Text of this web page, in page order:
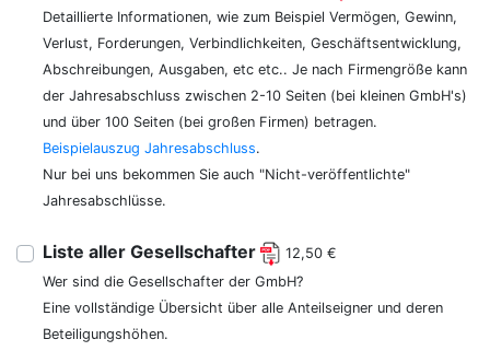
Detaillierte Informationen, wie zum Beispiel Vermögen, Gewinn,
Verlust, Forderungen, Verbindlichkeiten, Geschäftsentwicklung,
Abschreibungen, Ausgaben, etc etc.. Je nach Firmengröße kann
der Jahresabschluss zwischen 2-10 Seiten (bei kleinen GmbH's)
und über 100 Seiten (bei großen Firmen) betragen.
Beispielauszug Jahresabschluss.
Nur bei uns bekommen Sie auch "Nicht-veröffentlichte"
Jahresabschlüsse.
Liste aller Gesellschafter
12,50 €
Wer sind die Gesellschafter der GmbH?
Eine vollständige Übersicht über alle Anteilseigner und deren
Beteiligungshöhen.